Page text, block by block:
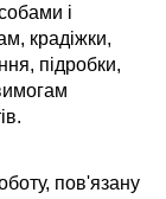
і
крадіжки,
підробки,
пов'язану